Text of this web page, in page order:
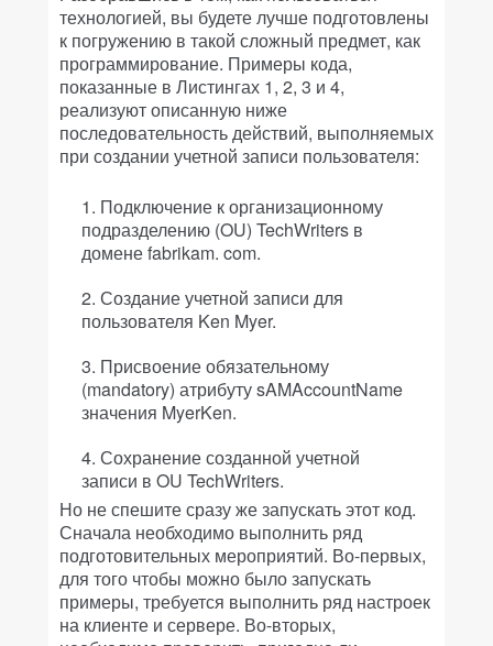
технологией, вы будете лучше подготовлены
к погружению в такой сложный предмет, как
программирование. Примеры кода,
показанные в Листингах 1, 2, 3 и 4,
реализуют описанную ниже
последовательность действий, выполняемых
при создании учетной записи пользователя:
Подключение к организационному
подразделению (OU) TechWriters в
домене fabrikam. com.
Создание учетной записи для
пользователя Ken Myer.
Присвоение обязательному
(mandatory) атрибуту sAMAccountName
значения MyerKen.
Сохранение созданной учетной
записи в OU TechWriters.
Но не спешите сразу же запускать этот код.
Сначала необходимо выполнить ряд
подготовительных мероприятий. Во-первых,
для того чтобы можно было запускать
примеры, требуется выполнить ряд настроек
на клиенте и сервере. Во-вторых,